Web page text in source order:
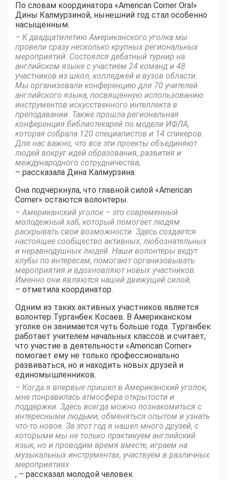
По словам координатора «American Corner Oral»
Дины Калмурзиной, нынешний год стал особенно
насыщенным.
– К двадцатилетию Американского уголка мы
провели сразу несколько крупных региональных
мероприятий. Состоялся дебатный турнир на
английском языке с участием 24 команд и 48
участников из школ, колледжей и вузов области.
Мы организовали конференцию для 70 учителей
английского языка, посвященную использованию
инструментов искусственного интеллекта в
преподавании. Также прошла региональная
конференция библиотекарей по модели ИФЛА,
которая собрала 120 специалистов и 14 спикеров.
Для нас важно, что все эти проекты объединяют
людей вокруг идей образования, развития и
международного сотрудничества,
– рассказала Дина Калмурзина.
Она подчеркнула, что главной силой «American
Corner» остаются волонтеры.
– Американский уголок – это современный
молодежный хаб, который помогает людям
раскрывать свои возможности. Здесь создается
настоящее сообщество активных, любознательных
и неравнодушных людей. Наши волонтеры ведут
клубы по интересам, помогают организовывать
мероприятия и вдохновляют новых участников.
Именно они являются нашей движущей силой,
– отметила координатор.
Одним из таких активных участников является
волонтер Турганбек Косаев. В Американском
уголке он занимается чуть больше года. Турганбек
работает учителем начальных классов и считает,
что участие в деятельности «American Corner»
помогает ему не только профессионально
развиваться, но и находить новых друзей и
единомышленников.
– Когда я впервые пришел в Американский уголок,
мне понравилась атмосфера открытости и
поддержки. Здесь всегда можно познакомиться с
интересными людьми, обменяться опытом и узнать
что-то новое. За этот год я нашел много друзей, с
которыми мы не только практикуем английский
язык, но и проводим время вместе, играем на
музыкальных инструментах, участвуем в различных
мероприятиях
, – рассказал молодой человек.